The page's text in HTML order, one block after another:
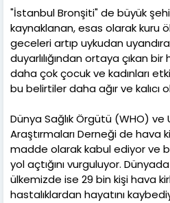
"İstanbul Bronşiti" de büyük
kaynaklanan, esas olarak kuru
geceleri artıp uykudan
duyarlılığından ortaya çıkan bir
daha çok çocuk ve kadınları
bu belirtiler daha ağır ve kalıcı
Dünya Sağlık Örgütü (WHO) ve
Araştırmaları Derneği de hava
madde olarak kabul ediyor ve
yol açtığını vurguluyor.
ülkemizde ise 29 bin kişi hava
hastalıklardan hayatını